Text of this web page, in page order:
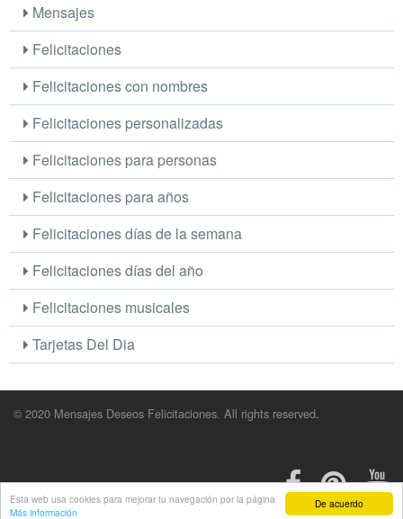
De acuerdo
Esta web usa cookies para mejorar tu navegación por la página
Más información
Mensajes
Felicitaciones
Felicitaciones con nombres
Felicitaciones personalizadas
Felicitaciones para personas
Felicitaciones para años
Felicitaciones días de la semana
Felicitaciones días del año
Felicitaciones musicales
Tarjetas Del Dia
© 2020 Mensajes Deseos Felicitaciones. All rights reserved.